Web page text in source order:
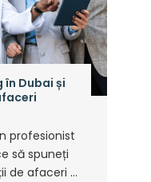
în Dubai și
profesionist
să spuneți
de afaceri ...